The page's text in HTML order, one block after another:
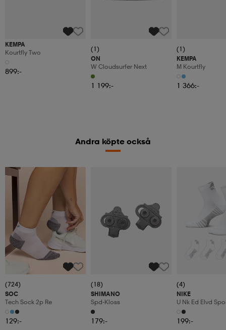
KEMPA
Kourtfly Two
899:-
(1)
ON
W Cloudsurfer Next
1 199:-
(1)
KEMPA
M Kourtfly
1 366:-
Andra köpte också
(724)
SOC
Tech Sock 2p Re
129:-
(18)
SHIMANO
Spd-Kloss
179:-
(4)
NIKE
U Nk Ed Elvd
199:-